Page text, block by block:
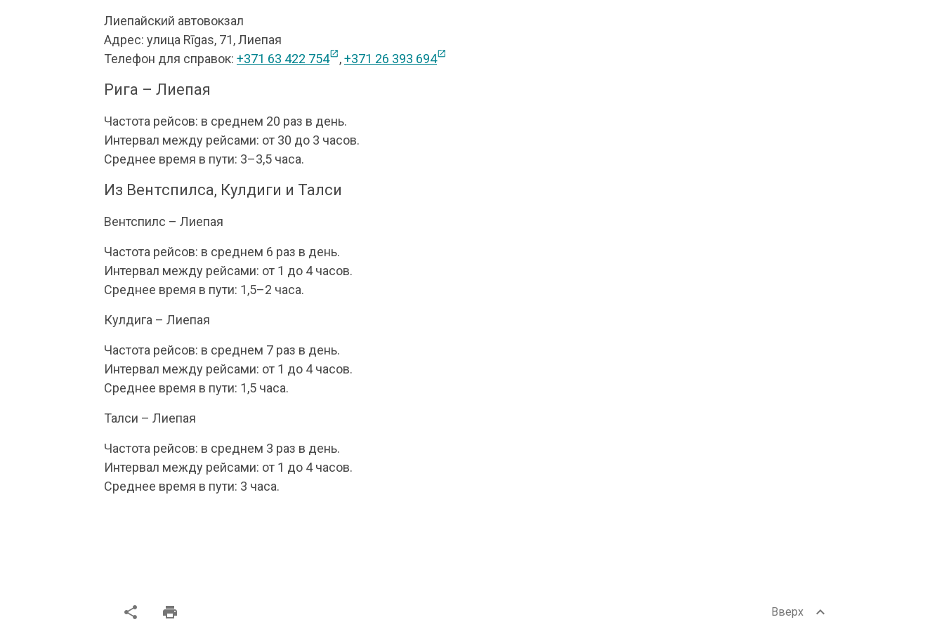
Лиепайский автовокзал
Адрес: улица Rīgas, 71, Лиепая
Телефон для справок: +371 63 422 754open_in_new ,+371 26 393 694open_in_new
Рига – Лиепая
Частота рейсов: в среднем 20 раз в день.
Интервал между рейсами: от 30 до 3 часов.
Среднее время в пути: 3–3,5 часа.
Из Вентспилса, Кулдиги и Талси
Вентспилс – Лиепая
Частота рейсов: в среднем 6 раз в день.
Интервал между рейсами: от 1 до 4 часов.
Среднее время в пути: 1,5–2 часа.
Кулдига – Лиепая
Частота рейсов: в среднем 7 раз в день.
Интервал между рейсами: от 1 до 4 часов.
Среднее время в пути: 1,5 часа.
Талси – Лиепая
Частота рейсов: в среднем 3 раз в день.
Интервал между рейсами: от 1 до 4 часов.
Среднее время в пути: 3 часа.
share print Вверх expand_less